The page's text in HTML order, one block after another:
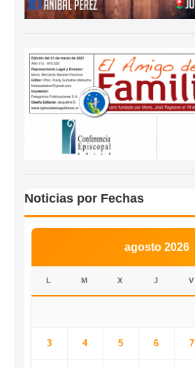
Noticias por Fechas
agosto 2026
L M X J V
3 4 5 6 7